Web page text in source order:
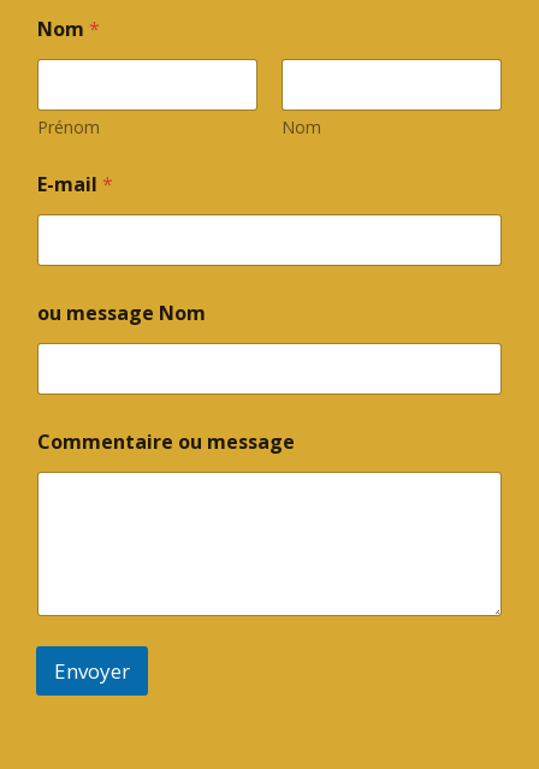
Nom *
Prénom Nom
E-mail *
ou message Nom
Commentaire ou message
Envoyer